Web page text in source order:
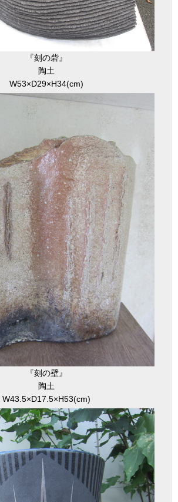
『刻の砦』
陶土
W53×D29×H34(cm)
『刻の壁』
陶土
W43.5×D17.5×H53(cm)